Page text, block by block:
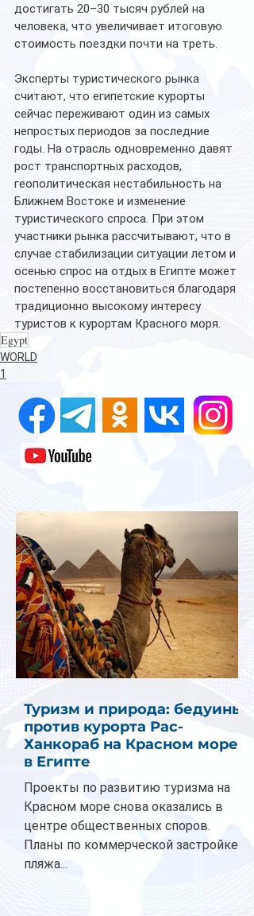
достигать 20–30 тысяч рублей на
человека, что увеличивает итоговую
стоимость поездки почти на треть.
Эксперты туристического рынка
считают, что египетские курорты
сейчас переживают один из самых
непростых периодов за последние
годы. На отрасль одновременно давят
рост транспортных расходов,
геополитическая нестабильность на
Ближнем Востоке и изменение
туристического спроса. При этом
участники рынка рассчитывают, что в
случае стабилизации ситуации летом и
осенью спрос на отдых в Египте может
постепенно восстановиться благодаря
традиционно высокому интересу
туристов к курортам Красного моря.
Egypt
WORLD
1
Туризм и природа: бедуины
против курорта Рас-
Ханкораб на Красном море
в Египте
Проекты по развитию туризма на
Красном море снова оказались в
центре общественных споров.
Планы по коммерческой застройке
пляжа...